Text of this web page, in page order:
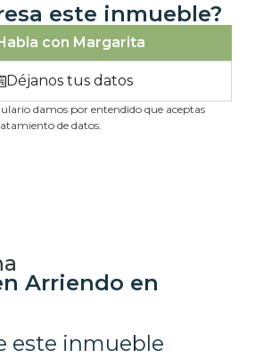
este inmueble?
con Margarita
Déjanos tus datos
damos por entendido que aceptas
de datos.
Arriendo en
este inmueble